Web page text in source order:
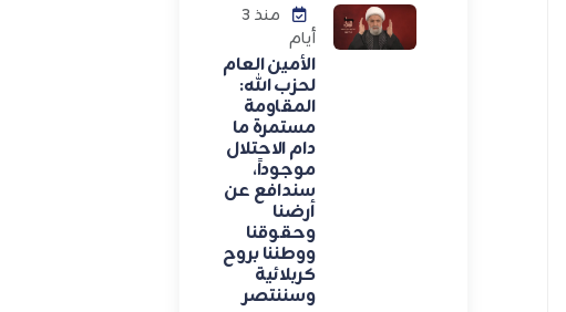
منذ 3
أيام
الأمين العام
لحزب الله:
المقاومة
مستمرة ما
دام الاحتلال
موجوداً،
سندافع عن
أرضنا
وحقوقنا
ووطننا بروح
كربلائية
وسننتصر